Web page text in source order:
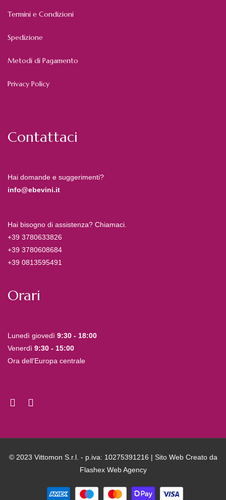
Termini e Condizioni
Spedizione
Metodi di Pagamento
Privacy Policy
Contattaci
Hai domande e suggerimenti?
info@ebevini.it
Hai bisogno di assistenza? Chiamaci.
+39 3780633826
+39 3780608684
+39 0813595491
Orari
Lunedì giovedì 9:30 - 18:00
Venerdì 9:30 - 15:00
Ora dell'Europa centrale
© 2023 Vittomon S.r.l. - p.iva: 10275391216 | Sito Web Creato da
Flashex Web Agency